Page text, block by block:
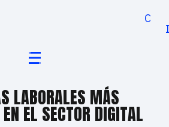
LABORALES MÁS
EL SECTOR DIGITAL